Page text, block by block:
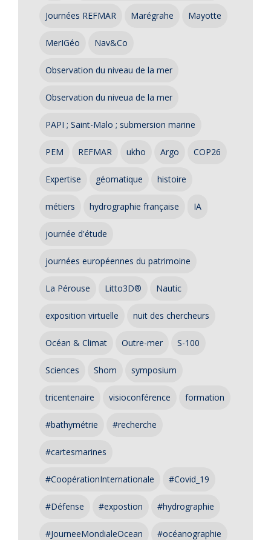
Journées REFMAR Marégrahe Mayotte
MerIGéo Nav&Co
Observation du niveau de la mer
Observation du niveua de la mer
PAPI ; Saint-Malo ; submersion marine
PEM REFMAR ukho Argo COP26
Expertise géomatique histoire
métiers hydrographie française IA
journée d'étude
journées européennes du patrimoine
La Pérouse Litto3D® Nautic
exposition virtuelle nuit des chercheurs
Océan & Climat Outre-mer S-100
Sciences Shom symposium
tricentenaire visioconférence formation
#bathymétrie #recherche
#cartesmarines
#CoopérationInternationale #Covid_19
#Défense #expostion #hydrographie
#JourneeMondialeOcean #océanographie